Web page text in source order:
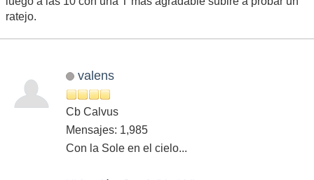
ratejo.
valens
Cb Calvus
Mensajes: 1,985
Con la Sole en el cielo...